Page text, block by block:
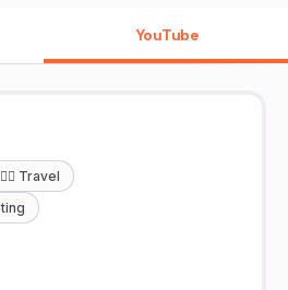
to the divine motherly love of Durga
your connection with the divine.
YouTube
🧘‍♀️ Travel